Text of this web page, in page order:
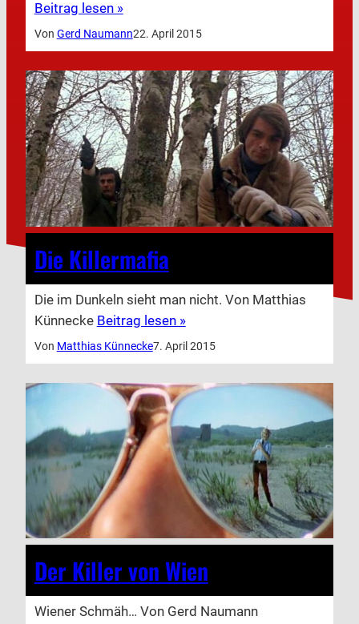
Beitrag lesen »
Von Gerd Naumann22. April 2015
Die Killermafia
Die im Dunkeln sieht man nicht. Von Matthias
Künnecke Beitrag lesen »
Von Matthias Künnecke7. April 2015
Der Killer von Wien
Wiener Schmäh… Von Gerd Naumann